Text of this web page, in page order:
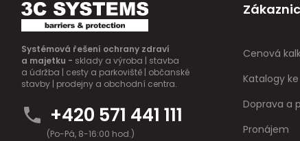
Systémová řešení ochrany zdraví
a majetku - sklady a výroba | stavba
a údržba | cesty a parkoviště | občanské
stavby | prodejny a obchodní centra.
+420 571 441 111
(Po-Pá, 8-16:00 hod.)
Cenová
Katalogy
Doprava a
Pronájem